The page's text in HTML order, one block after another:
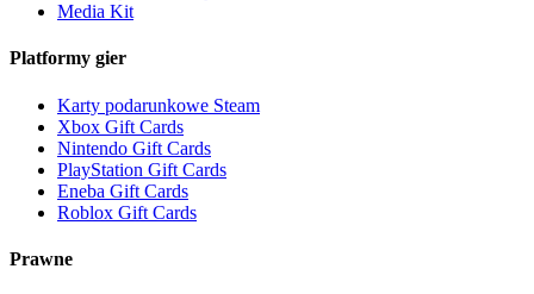
Media Kit
Platformy gier
Karty podarunkowe Steam
Xbox Gift Cards
Nintendo Gift Cards
PlayStation Gift Cards
Eneba Gift Cards
Roblox Gift Cards
Prawne